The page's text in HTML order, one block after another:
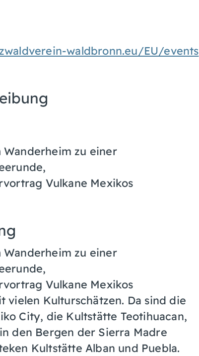
waldbronn.eu/EU/events
Wanderheim zu einer
Vulkane Mexikos
Wanderheim zu einer
Vulkane Mexikos
vielen Kulturschätzen. Da sind die
City, die Kultstätte Teotihuacan,
den Bergen der Sierra Madre
Kultstätte Alban und Puebla.